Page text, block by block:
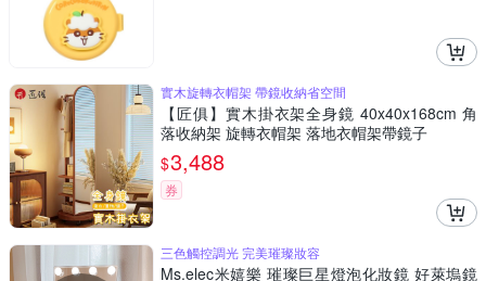
實木旋轉衣帽架 帶鏡收納省空間
【匠俱】實木掛衣架全身鏡 40x40x168cm 角
落收納架 旋轉衣帽架 落地衣帽架帶鏡子
$3,488
券
三色觸控調光 完美璀璨妝容
Ms.elec米嬉樂 璀璨巨星燈泡化妝鏡 好萊塢鏡